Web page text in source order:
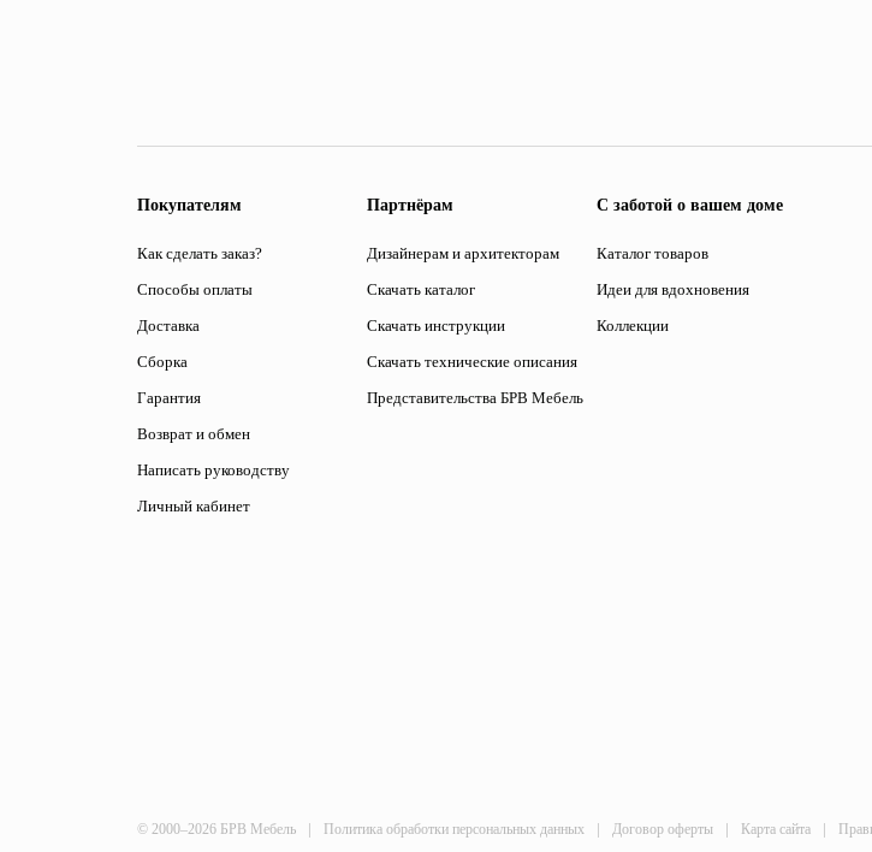
Покупателям
Как сделать заказ?
Способы оплаты
Доставка
Сборка
Гарантия
Возврат и обмен
Написать руководству
Личный кабинет
Партнёрам
Дизайнерам и архитекторам
Скачать каталог
Скачать инструкции
Скачать технические описания
Представительства БРВ Мебель
С заботой о вашем доме
Каталог товаров
Идеи для вдохновения
Коллекции
© 2000–2026 БРВ Мебель | Политика обработки персональных данных | Договор оферты | Карта сайта |